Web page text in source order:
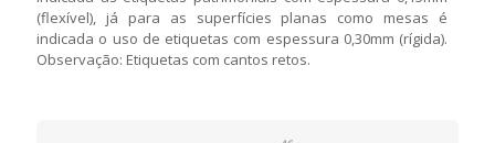
(flexível), já para as superfícies planas como mesas é
indicada o uso de etiquetas com espessura 0,30mm (rígida).
Observação: Etiquetas com cantos retos.